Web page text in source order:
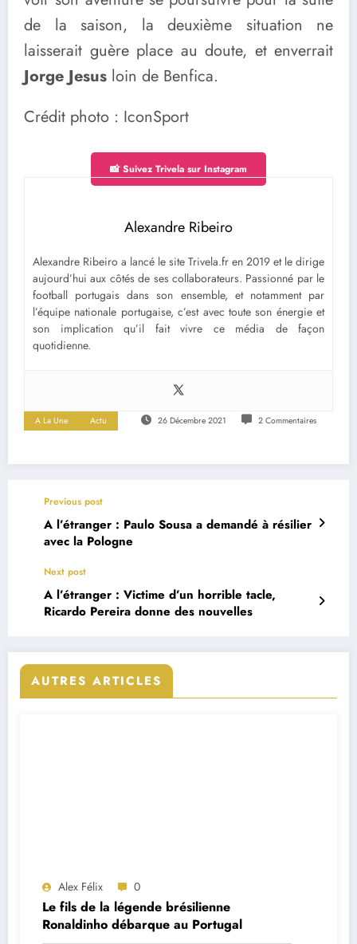
de la saison, la deuxième situation ne
laisserait guère place au doute, et enverrait
Jorge Jesus loin de Benfica.
Crédit photo : IconSport
📸 Suivez Trivela sur Instagram
Alexandre Ribeiro
Alexandre Ribeiro a lancé le site Trivela.fr en 2019 et le dirige
aujourd’hui aux côtés de ses collaborateurs. Passionné par le
football portugais dans son ensemble, et notamment par
l’équipe nationale portugaise, c’est avec toute son énergie et
son implication qu’il fait vivre ce média de façon
quotidienne.
A La Une Actu 26 Décembre 2021 2 Commentaires
Previous post
A l’étranger : Paulo Sousa a demandé à résilier
avec la Pologne
Next post
A l’étranger : Victime d’un horrible tacle,
Ricardo Pereira donne des nouvelles
AUTRES ARTICLES
Alex Félix 0
Le fils de la légende brésilienne
Ronaldinho débarque au Portugal